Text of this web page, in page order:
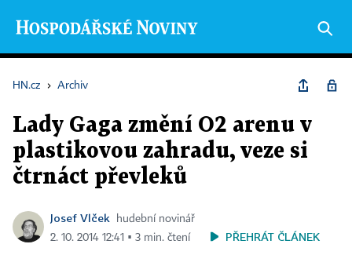
HN.cz › Archiv
Lady Gaga změní O2 arenu v
plastikovou zahradu, veze si
čtrnáct převleků
Josef Vlček
hudební novinář
2. 10. 2014 12:41 ▪ 3 min. čtení
PŘEHRÁT ČLÁNEK